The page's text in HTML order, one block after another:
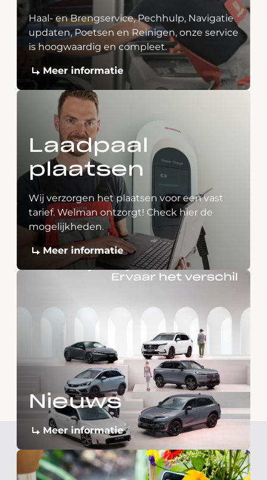
Haal- en Brengservice, Pechhulp, Navigatie
updaten, Poetsen en Reinigen, onze service
is hoogwaardig en compleet.
Meer informatie
Laadpaal
plaatsen
Wij verzorgen het plaatsen voor een vast
tarief. Welman ontzorgt! Check hier de
mogelijkheden.
Meer informatie
Nieuws
Meer informatie